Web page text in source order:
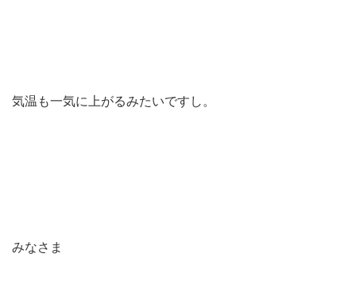
気温も一気に上がるみたいですし。
みなさま